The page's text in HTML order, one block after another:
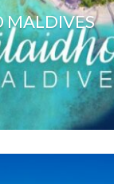
MALDIVES